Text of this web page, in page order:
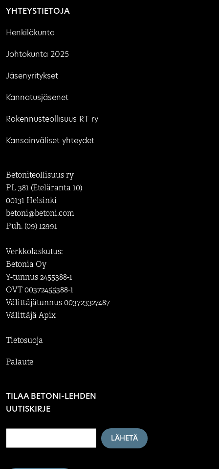
YHTEYSTIETOJA
Henkilökunta
Johtokunta 2025
Jäsenyritykset
Kannatusjäsenet
Rakennusteollisuus RT ry
Kansainväliset yhteydet
Betoniteollisuus ry
PL 381 (Eteläranta 10)
00131 Helsinki
betoni@betoni.com
Puh. (09) 12991
Verkkolaskutus:
Betonia Oy
Y-tunnus 2455388-1
OVT 00372455388-1
Välittäjätunnus 003723327487
Välittäjä Apix
Tietosuoja
Palaute
TILAA BETONI-LEHDEN
UUTISKIRJE
LÄHETÄ